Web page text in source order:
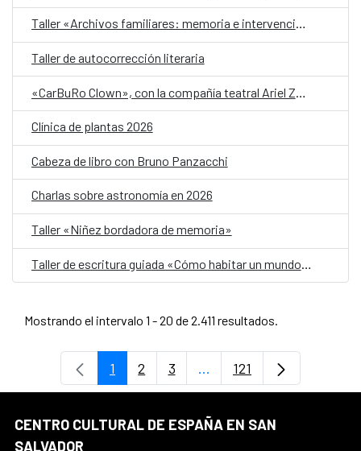
Taller «Archivos familiares: memoria e intervención»
Taller de autocorrección literaria
Clínica de plantas 2026
Cabeza de libro con Bruno Panzacchi
Charlas sobre astronomía en 2026
Taller «Niñez bordadora de memoria»
Mostrando el intervalo 1 - 20 de 2.411 resultados.
Página
1 Página
2 Página
3 ...Páginas intermedias Use
Página
121
CENTRO CULTURAL DE ESPAÑA EN SAN
SALVADOR